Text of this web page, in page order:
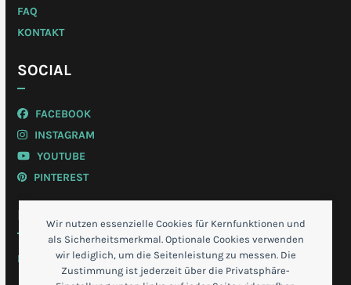
Wir nutzen essenzielle Cookies für Kernfunktionen und
als Sicherheitsmerkmal. Optionale Cookies verwenden
wir lediglich, um die Seitenleistung zu messen. Die
Zustimmung ist jederzeit über die Privatsphäre-
FAQ
KONTAKT
SOCIAL
FACEBOOK
INSTAGRAM
YOUTUBE
PINTEREST
MEIN KONTO
LOGIN